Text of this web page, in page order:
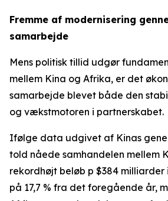
Fremme af modernisering
samarbejde
Mens politisk tillid udgør
mellem Kina og Afrika, er det
samarbejde blevet både den
og vækstmotoren i partnerskabet.
Ifølge data udgivet af Kinas
told nåede samhandelen mellem
rekordhøjt beløb p $384 milliarder
på 17,7 % fra det foregående år,